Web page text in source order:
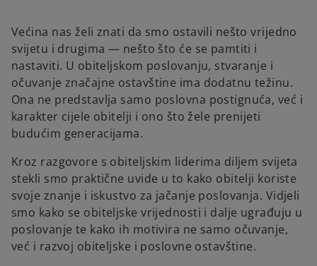
Većina nas želi znati da smo ostavili nešto vrijedno
svijetu i drugima — nešto što će se pamtiti i
nastaviti. U obiteljskom poslovanju, stvaranje i
očuvanje značajne ostavštine ima dodatnu težinu.
Ona ne predstavlja samo poslovna postignuća, već i
karakter cijele obitelji i ono što žele prenijeti
budućim generacijama.
Kroz razgovore s obiteljskim liderima diljem svijeta
stekli smo praktične uvide u to kako obitelji koriste
svoje znanje i iskustvo za jačanje poslovanja. Vidjeli
smo kako se obiteljske vrijednosti i dalje ugrađuju u
poslovanje te kako ih motivira ne samo očuvanje,
već i razvoj obiteljske i poslovne ostavštine.